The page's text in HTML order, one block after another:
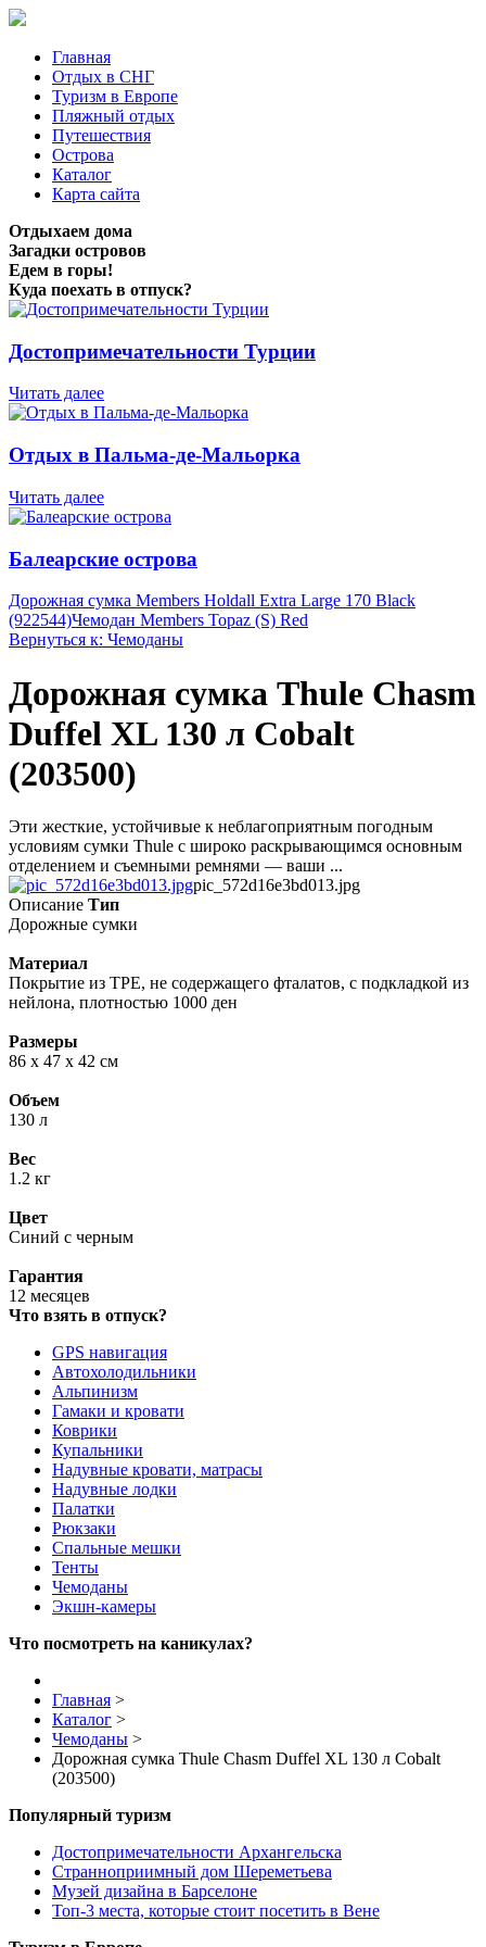
Главная
Отдых в СНГ
Туризм в Европе
Пляжный отдых
Путешествия
Острова
Каталог
Карта сайта
Отдыхаем дома
Загадки островов
Едем в горы!
Куда поехать в отпуск?
Достопримечательности Турции
Читать далее
Отдых в Пальма-де-Мальорка
Читать далее
Балеарские острова
Дорожная сумка Members Holdall Extra Large 170 Black
(922544)Чемодан Members Topaz (S) Red
Вернуться к: Чемоданы
Дорожная сумка Thule Chasm
Duffel XL 130 л Cobalt
(203500)
Эти жесткие, устойчивые к неблагоприятным погодным
условиям сумки Thule с широко раскрывающимся основным
отделением и съемными ремнями — ваши ...
pic_572d16e3bd013.jpg
Описание Тип
Дорожные сумки
Материал
Покрытие из TPE, не содержащего фталатов, с подкладкой из
нейлона, плотностью 1000 ден
Размеры
86 x 47 x 42 см
Объем
130 л
Вес
1.2 кг
Цвет
Синий с черным
Гарантия
12 месяцев
Что взять в отпуск?
GPS навигация
Автохолодильники
Альпинизм
Гамаки и кровати
Коврики
Купальники
Надувные кровати, матрасы
Надувные лодки
Палатки
Рюкзаки
Спальные мешки
Тенты
Чемоданы
Экшн-камеры
Что посмотреть на каникулах?
Главная >
Каталог >
Чемоданы >
Дорожная сумка Thule Chasm Duffel XL 130 л Cobalt
(203500)
Популярный туризм
Достопримечательности Архангельска
Странноприимный дом Шереметьева
Музей дизайна в Барселоне
Топ-3 места, которые стоит посетить в Вене